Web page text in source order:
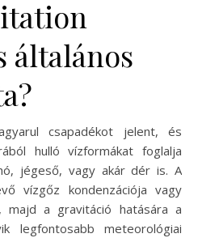
általános
csapadékot jelent, és
hulló vízformákat foglalja
jégeső, vagy akár dér is. A
vízgőz kondenzációja vagy
majd a gravitáció hatására a
legfontosabb meteorológiai